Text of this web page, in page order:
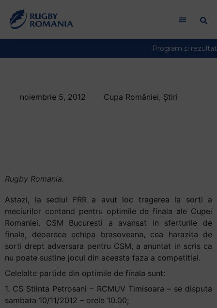
noiembrie 5, 2012 Cupa României, Știri
Rugby Romania.
Astazi, la sediul FRR a avut loc tragerea la sorti a
meciurilor contand pentru optimile de finala ale Cupei
Romaniei. CSM Bucuresti a avansat in sferturile de
finala, deoarece echipa brasoveana, cea harazita de
sorti drept adversara pentru CSM, a anuntat in scris ca
nu poate sustine jocul din aceasta faza a competitiei.
Celelalte partide din optimile de finala sunt:
1. CS Stiinta Petrosani – RCMUV Timisoara – se disputa
sambata 10/11/2012 – orele 10.00;